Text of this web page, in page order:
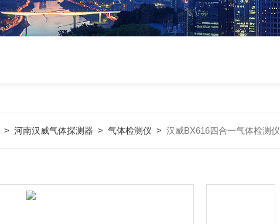
>河南汉威气体探测器 >气体检测仪 >汉威BX616四合一气体检测仪